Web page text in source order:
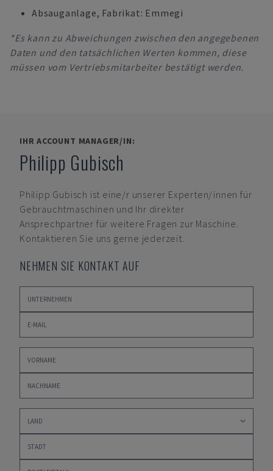
Absauganlage, Fabrikat: Emmegi
*Es kann zu Abweichungen zwischen den angegebenen
Daten und den tatsächlichen Werten kommen, diese
müssen vom Vertriebsmitarbeiter bestätigt werden.
IHR ACCOUNT MANAGER/IN:
Philipp Gubisch
Philipp Gubisch ist eine/r unserer Experten/innen für
Gebrauchtmaschinen und Ihr direkter
Ansprechpartner für weitere Fragen zur Maschine.
Kontaktieren Sie uns gerne jederzeit.
NEHMEN SIE KONTAKT AUF